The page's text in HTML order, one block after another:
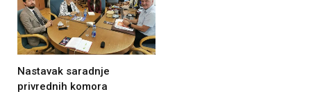
Nastavak saradnje
privrednih komora